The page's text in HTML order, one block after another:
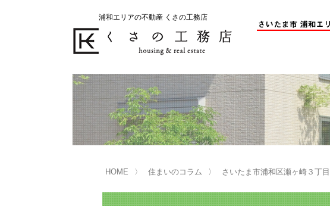
浦和エリアの不動産 くさの工務店
不動産の売却をお考えのお客様
くさの工務店が選ばれる理由 売却活動
不動産の購入をお考えのお客様
くさの工務店が選ばれる理由 購入されたお客様の声
HOME 住まいのコラム さいたま市浦和区瀬ヶ崎３丁目